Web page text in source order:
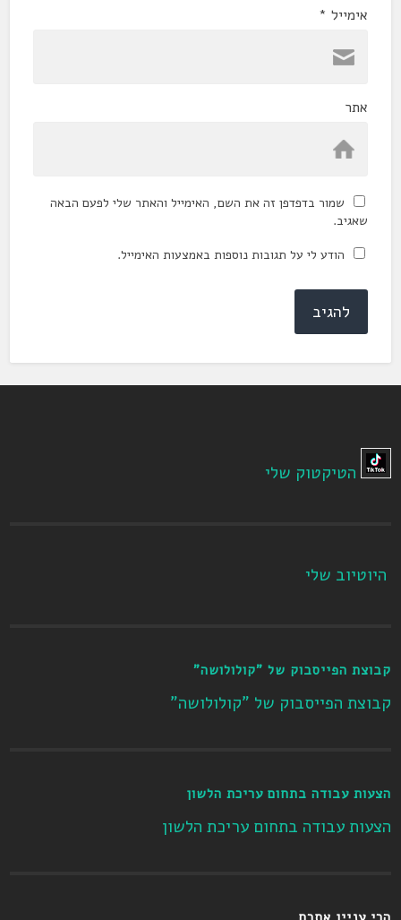
אימייל *
אתר
שמור בדפדפן זה את השם, האימייל והאתר שלי לפעם הבאה
שאגיב.
הודע לי על תגובות נוספות באמצעות האימייל.
הטיקטוק שלי
היוטיוב שלי
קבוצת הפייסבוק של "קולולושה"
קבוצת הפייסבוק של "קולולושה"
הצעות עבודה בתחום עריכת הלשון
הצעות עבודה בתחום עריכת הלשון